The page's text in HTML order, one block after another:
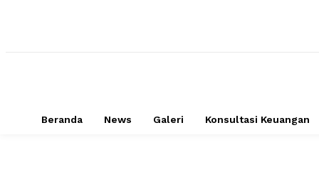
Beranda News Galeri Konsultasi Keuangan